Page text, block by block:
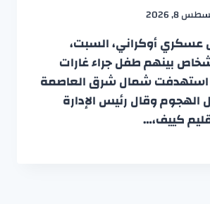
8, 2026
أوكراني، السبت،
بينهم طفل جراء غارات
استهدفت شمال شرق العاصمة
الهجوم وقال رئيس الإدارة
كييف،…